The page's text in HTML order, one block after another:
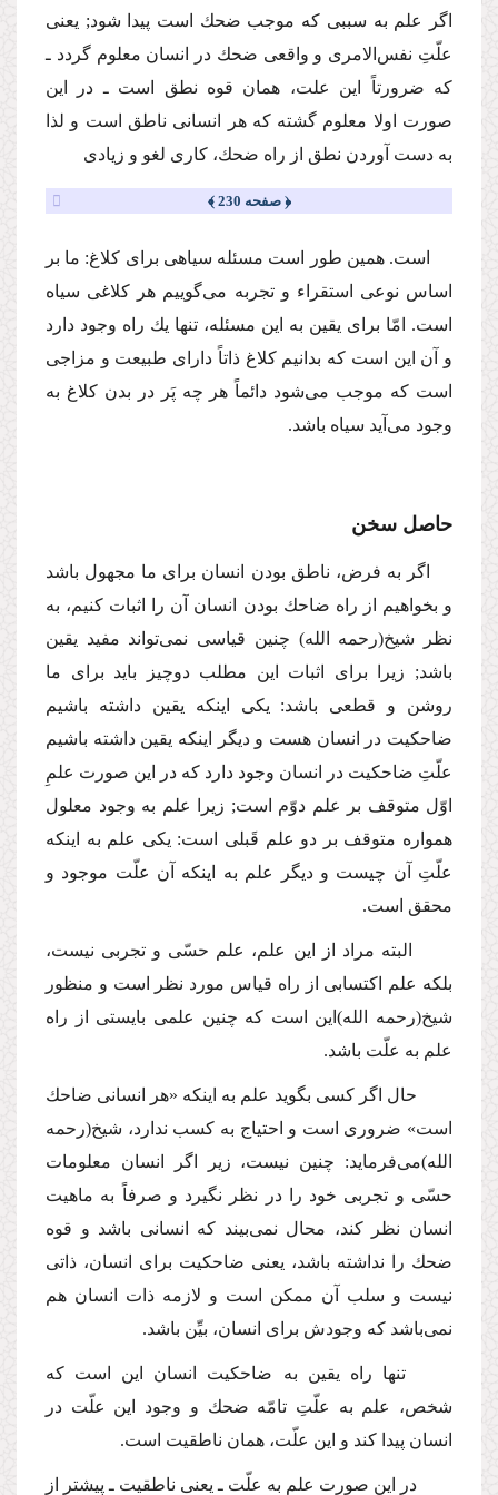
اگر علم به سببی كه موجب ضحك است پیدا شود; یعنی
علّتِ نفس‌الامری و واقعی ضحك در انسان معلوم گردد ـ
كه ضرورتاً این علت، همان قوه نطق است ـ در این
صورت اولا معلوم گشته كه هر انسانی ناطق است و لذا
به دست آوردن نطق از راه ضحك، كاری لغو و زیادی
﴿ صفحه 230 ﴾
است. همین طور است مسئله سیاهی برای كلاغ: ما بر
اساس نوعی استقراء و تجربه می‌گوییم هر كلاغی سیاه
است. امّا برای یقین به این مسئله، تنها یك راه وجود دارد
و آن این است كه بدانیم كلاغ ذاتاً دارای طبیعت و مزاجی
است كه موجب می‌شود دائماً هر چه پَر در بدن كلاغ به
وجود می‌آید سیاه باشد.
حاصل سخن
اگر به فرض، ناطق بودن انسان برای ما مجهول باشد
و بخواهیم از راه ضاحك بودن انسان آن را اثبات كنیم، به
نظر شیخ(رحمه الله) چنین قیاسی نمی‌تواند مفید یقین
باشد; زیرا برای اثبات این مطلب دوچیز باید برای ما
روشن و قطعی باشد: یكی اینكه یقین داشته باشیم
ضاحكیت در انسان هست و دیگر اینكه یقین داشته باشیم
علّتِ ضاحكیت در انسان وجود دارد كه در این صورت علمِ
اوّل متوقف بر علم دوّم است; زیرا علم به وجود معلول
همواره متوقف بر دو علم قَبلی است: یكی علم به اینكه
علّتِ آن چیست و دیگر علم به اینكه آن علّت موجود و
محقق است.
البته مراد از این علم، علم حسّی و تجربی نیست،
بلكه علم اكتسابی از راه قیاس مورد نظر است و منظور
شیخ(رحمه الله)این است كه چنین علمی بایستی از راه
علم به علّت باشد.
حال اگر كسی بگوید علم به اینكه «هر انسانی ضاحك
است» ضروری است و احتیاج به كسب ندارد، شیخ(رحمه
الله)می‌فرماید: چنین نیست، زیر اگر انسان معلومات
حسّی و تجربی خود را در نظر نگیرد و صرفاً به ماهیت
انسان نظر كند، محال نمی‌بیند كه انسانی باشد و قوه
ضحك را نداشته باشد، یعنی ضاحكیت برای انسان، ذاتی
نیست و سلب آن ممكن است و لازمه ذات انسان هم
نمی‌باشد كه وجودش برای انسان، بیِّن باشد.
تنها راه یقین به ضاحكیت انسان این است كه
شخص، علم به علّتِ تامّه ضحك و وجود این علّت در
انسان پیدا كند و این علّت، همان ناطقیت است.
در این صورت علم به علّت ـ یعنی ناطقیت ـ پیشتر از